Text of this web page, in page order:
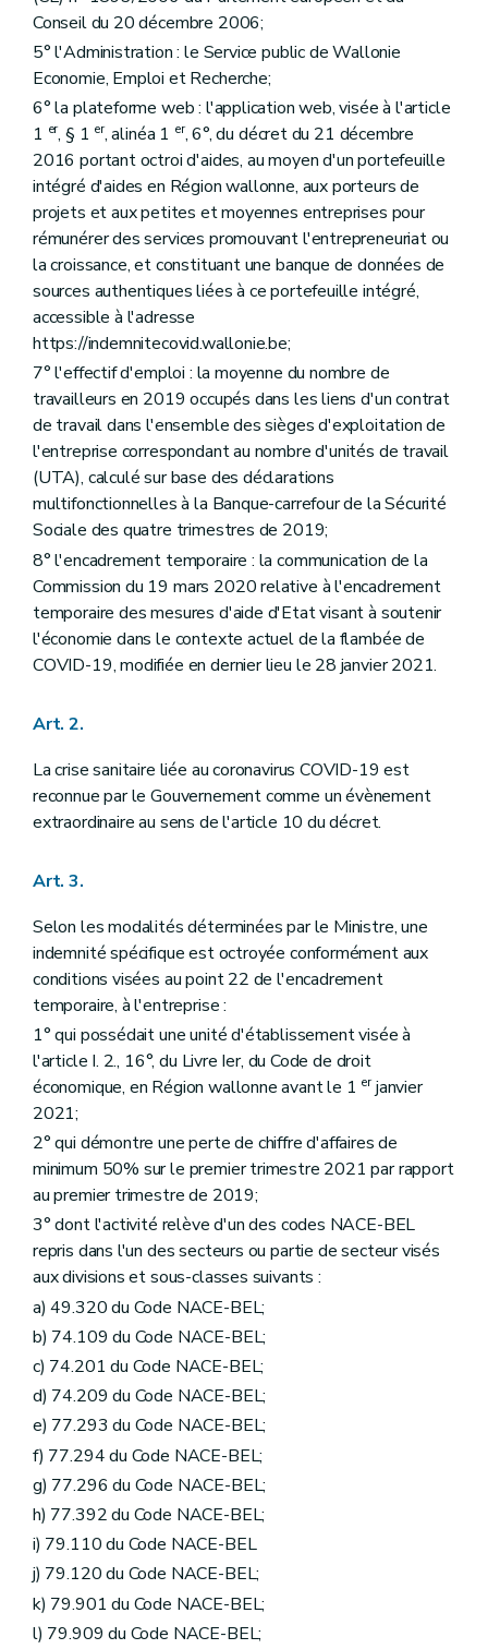
Conseil du 20 décembre 2006;
5° l'Administration : le Service public de Wallonie
Economie, Emploi et Recherche;
6° la plateforme web : l'application web, visée à l'article
1 er, § 1 er, alinéa 1 er, 6°, du décret du 21 décembre
2016 portant octroi d'aides, au moyen d'un portefeuille
intégré d'aides en Région wallonne, aux porteurs de
projets et aux petites et moyennes entreprises pour
rémunérer des services promouvant l'entrepreneuriat ou
la croissance, et constituant une banque de données de
sources authentiques liées à ce portefeuille intégré,
accessible à l'adresse
https://indemnitecovid.wallonie.be;
7° l'effectif d'emploi : la moyenne du nombre de
travailleurs en 2019 occupés dans les liens d'un contrat
de travail dans l'ensemble des sièges d'exploitation de
l'entreprise correspondant au nombre d'unités de travail
(UTA), calculé sur base des déclarations
multifonctionnelles à la Banque-carrefour de la Sécurité
Sociale des quatre trimestres de 2019;
8° l'encadrement temporaire : la communication de la
Commission du 19 mars 2020 relative à l'encadrement
temporaire des mesures d'aide d'Etat visant à soutenir
l'économie dans le contexte actuel de la flambée de
COVID-19, modifiée en dernier lieu le 28 janvier 2021.
Art. 2.
La crise sanitaire liée au coronavirus COVID-19 est
reconnue par le Gouvernement comme un évènement
extraordinaire au sens de l'article 10 du décret.
Art. 3.
Selon les modalités déterminées par le Ministre, une
indemnité spécifique est octroyée conformément aux
conditions visées au point 22 de l'encadrement
temporaire, à l'entreprise :
1° qui possédait une unité d'établissement visée à
l'article I. 2., 16°, du Livre Ier, du Code de droit
économique, en Région wallonne avant le 1 erjanvier
2021;
2° qui démontre une perte de chiffre d'affaires de
minimum 50% sur le premier trimestre 2021 par rapport
au premier trimestre de 2019;
3° dont l'activité relève d'un des codes NACE-BEL
repris dans l'un des secteurs ou partie de secteur visés
aux divisions et sous-classes suivants :
a) 49.320 du Code NACE-BEL;
b) 74.109 du Code NACE-BEL;
c) 74.201 du Code NACE-BEL;
d) 74.209 du Code NACE-BEL;
e) 77.293 du Code NACE-BEL;
f) 77.294 du Code NACE-BEL;
g) 77.296 du Code NACE-BEL;
h) 77.392 du Code NACE-BEL;
i) 79.110 du Code NACE-BEL
j) 79.120 du Code NACE-BEL;
k) 79.901 du Code NACE-BEL;
l) 79.909 du Code NACE-BEL;